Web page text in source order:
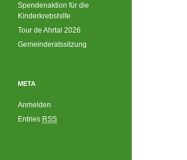
Spendenaktion für die
Kinderkrebshilfe
Tour de Ahrtal 2026
Gemeinderatssitzung
META
Anmelden
Entries RSS